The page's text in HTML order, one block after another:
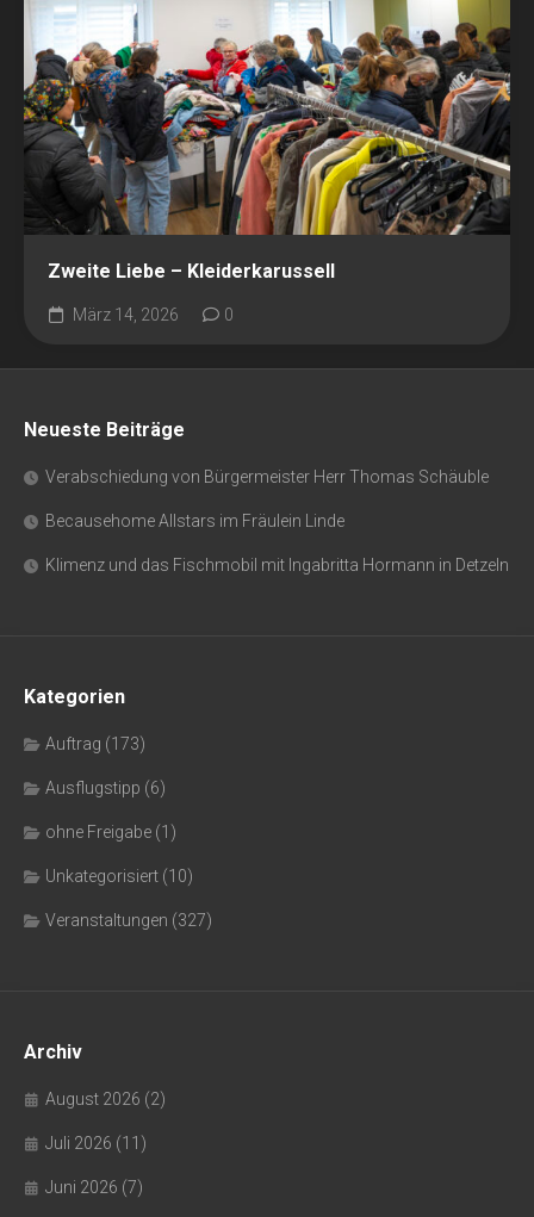
Zweite Liebe – Kleiderkarussell
März 14, 2026 0
Neueste Beiträge
Verabschiedung von Bürgermeister Herr Thomas Schäuble
Becausehome Allstars im Fräulein Linde
Klimenz und das Fischmobil mit Ingabritta Hormann in Detzeln
Kategorien
Auftrag (173)
Ausflugstipp (6)
ohne Freigabe (1)
Unkategorisiert (10)
Veranstaltungen (327)
Archiv
August 2026 (2)
Juli 2026 (11)
Juni 2026 (7)